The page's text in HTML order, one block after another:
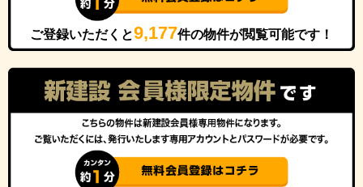
ご登録いただくと9,177件の物件が閲覧可能です！